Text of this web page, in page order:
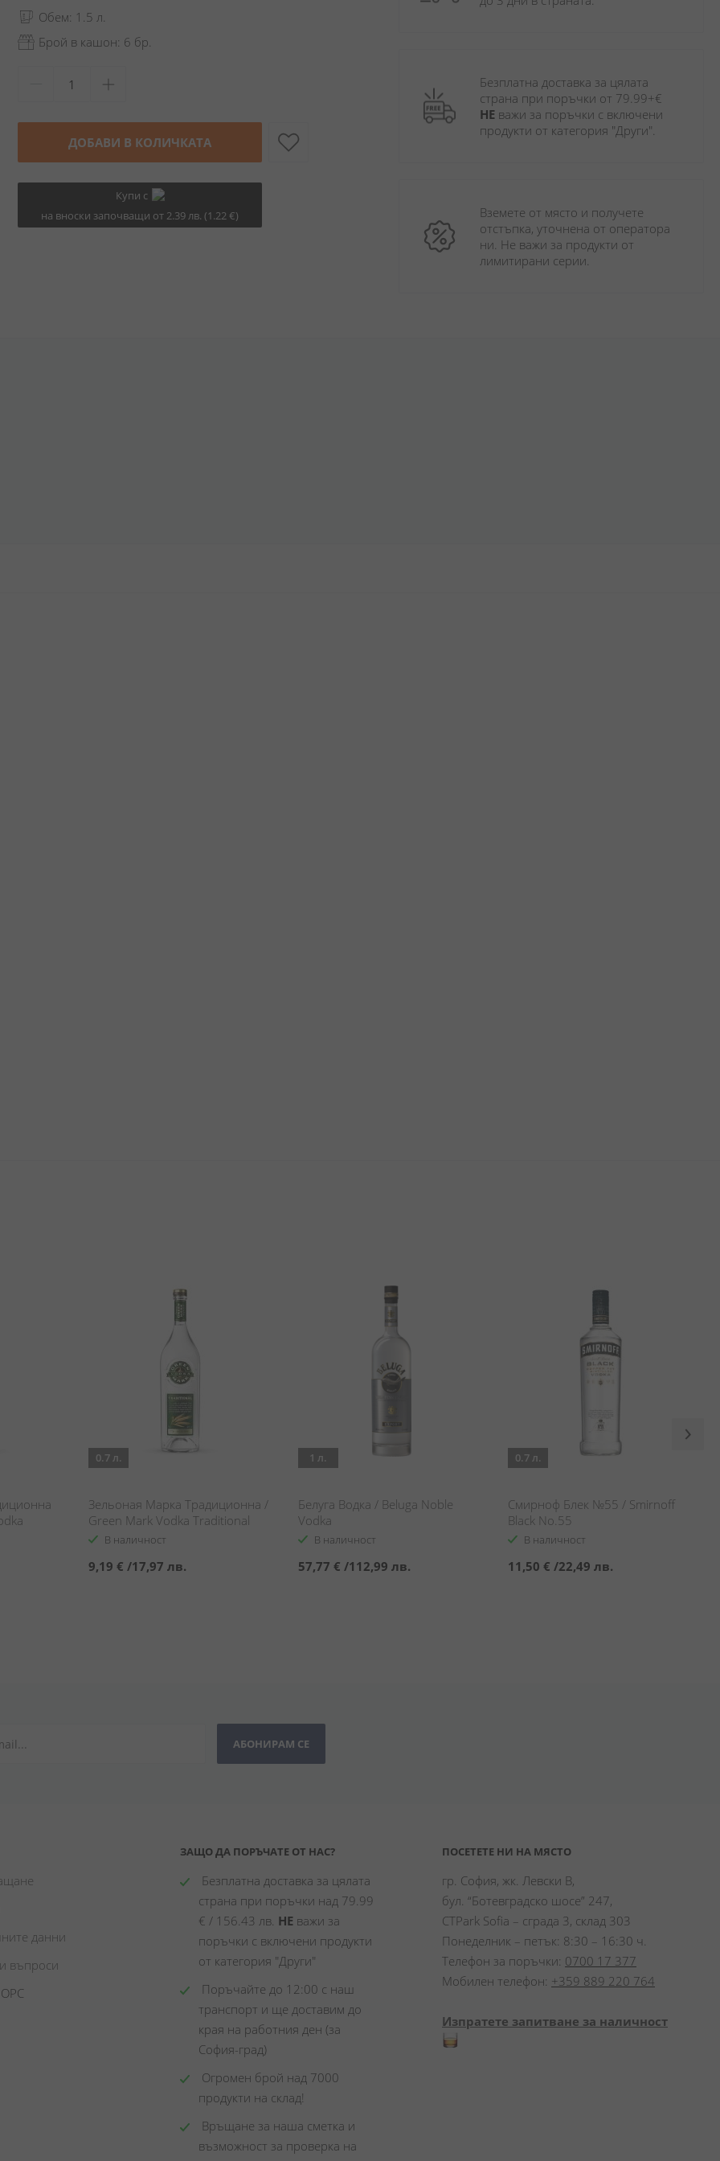
Обем: 1.5 л.
Брой в кашон: 6 бр.
ДОБАВИ В КОЛИЧКАТА
Купи с
на вноски започващи от 2.39 лв. (1.22 €)
Безплатна доставка за цялата
НЕ важи за поръчки с включени
продукти от категория "Други".
Вземете от място и получете
отстъпка, уточнена от оператора
ни. Не важи за продукти от
лимитирани серии.
0.7 л.
Зельоная Марка Традиционна /
Green Mark Vodka Traditional
В наличност
9,19 € /17,97 лв.
1 л.
Белуга Водка / Beluga Noble
Vodka
В наличност
57,77 € /112,99 лв.
0.7 л.
Смирноф Блек №55 / Smirnoff
Black No.55
В наличност
11,50 € /22,49 лв.
АБОНИРАМ СЕ
данни
въпроси
ЗАЩО ДА ПОРЪЧАТЕ ОТ НАС?
Безплатна доставка за цялата
страна при поръчки над 79.99
€ / 156.43 лв. НЕ важи за
поръчки с включени продукти
от категория "Други"
Поръчайте до 12:00 с наш
транспорт и ще доставим до
края на работния ден (за
София-град)
Огромен брой над 7000
продукти на склад!
Връщане за наша сметка и
възможност за проверка на
ПОСЕТЕТЕ НИ НА МЯСТО
гр. София, жк. Левски В,
бул. “Ботевградско шосе” 247,
CTPark Sofia – сграда 3, склад 303
Понеделник – петък: 8:30 – 16:30 ч.
Телефон за поръчки: 0700 17 377
Мобилен телефон: +359 889 220 764
Изпратете запитване за наличност